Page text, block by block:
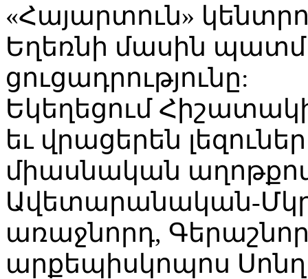
«Հայարտուն»
Եղեռնի մասին
ցուցադրությունը:
Եկեղեցում
եւ վրացերեն
միասնական
Ավետարանական-
առաջնորդ,
արքեպիսկոպոս